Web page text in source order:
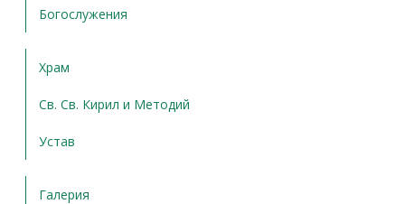
Богослужения
Храм
Св. Св. Кирил и Методий
Устав
Галерия